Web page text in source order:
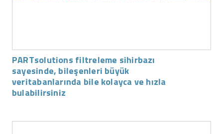
PARTsolutions filtreleme sihirbazı
sayesinde, bileşenleri büyük
veritabanlarında bile kolayca ve hızla
bulabilirsiniz